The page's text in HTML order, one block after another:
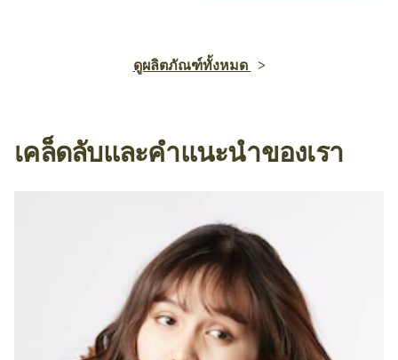
ดูผลิตภัณฑ์ทั้งหมด
เคล็ดลับและคำแนะนำของเรา